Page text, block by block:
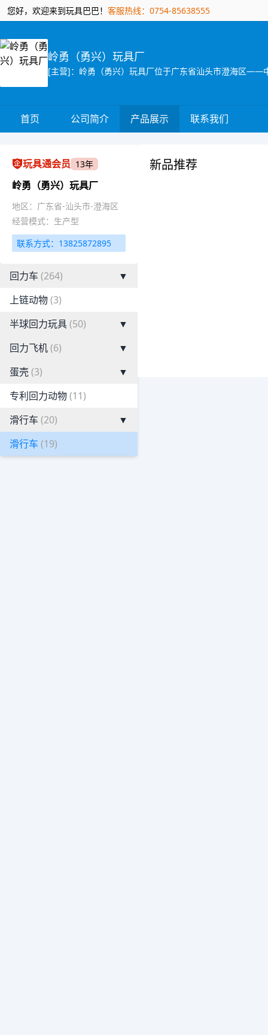
您好，欢迎来到玩具巴巴！ 客服热线：0754-85638555
岭勇（勇兴）玩具厂
首页 公司简介 产品展示 联系我们
玩具通会员 13年
岭勇（勇兴）玩具厂
地区：广东省-汕头市-澄海区
经营模式：生产型
联系方式：13825872895
回力车 (264)
▼
上链动物(3)
半球回力玩具(50)
▼
回力飞机(6)
▼
蛋壳(3)
▼
专利回力动物(11)
滑行车 (20)
▼
滑行车 (19)
新品推荐